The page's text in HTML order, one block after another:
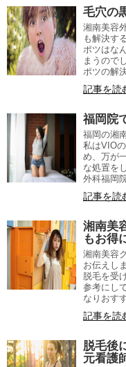
毛穴の
湘南美容
も解決す
ポツはな
まうので
ポツの解
記事を読
福岡院
福岡の湘
私はVIO
め、万が
な処置を
外科福岡
記事を読
湘南美
もお得
湘南美容
お伝えし
脱毛を受
参考にし
なりおす
記事を読
脱毛後
元看護